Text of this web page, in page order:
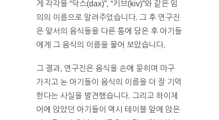
게 각각을 “닥스(dax)”, “키브(kiv)”와 같은 임
의의 이름으로 알려주었습니다. 그 후 연구진
은 앞서의 음식들을 다른 통에 담은 후 아기들
에게 그 음식의 이름을 물어 보았습니다.
그 결과, 연구진은 음식을 손에 묻히며 마구
가지고 논 아기들이 음식의 이름을 더 잘 기억
한다는 사실을 발견했습니다. 그리고 하이체
어에 앉았던 아기들이 역시 테이블 앞에 앉은